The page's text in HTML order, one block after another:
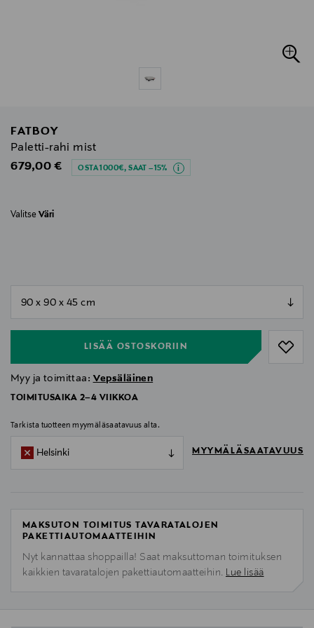
FATBOY
Paletti-rahi mist
Original Price
679,00 € OSTA 1000€, SAAT –15%
Valitse Väri
LISÄÄ OSTOSKORIIN
Myy ja toimittaa: Vepsäläinen
TOIMITUSAIKA 2–4 VIIKKOA
Tarkista tuotteen myymäläsaatavuus alta.
Helsinki MYYMÄLÄSAATAVUUS
MAKSUTON TOIMITUS TAVARATALOJEN
PAKETTIAUTOMAATTEIHIN
Nyt kannattaa shoppailla! Saat maksuttoman toimituksen
kaikkien tavaratalojen pakettiautomaatteihin. Lue lisää